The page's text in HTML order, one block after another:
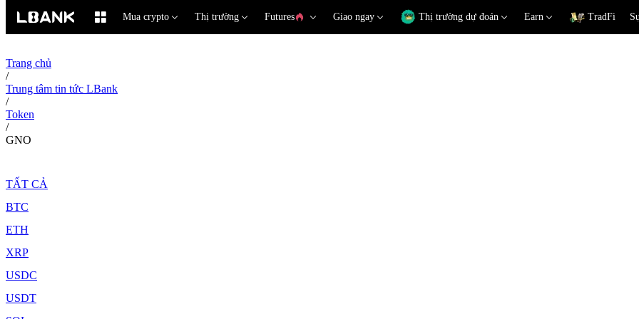
Mua crypto Thị trường Futures Giao ngay Thị trường dự đoán Earn TradFi
Trang chủ
/
Trung tâm tin tức LBank
/
Token
/
GNO
TẤT CẢ
BTC
ETH
XRP
USDC
USDT